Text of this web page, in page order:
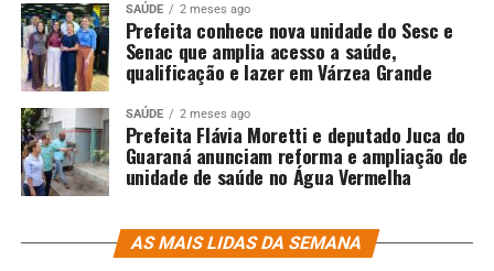
SAÚDE 2 meses ago
Prefeita conhece nova unidade do Sesc e
Senac que amplia acesso a saúde,
qualificação e lazer em Várzea Grande
SAÚDE 2 meses ago
Prefeita Flávia Moretti e deputado Juca do
Guaraná anunciam reforma e ampliação de
unidade de saúde no Água Vermelha
AS MAIS LIDAS DA SEMANA